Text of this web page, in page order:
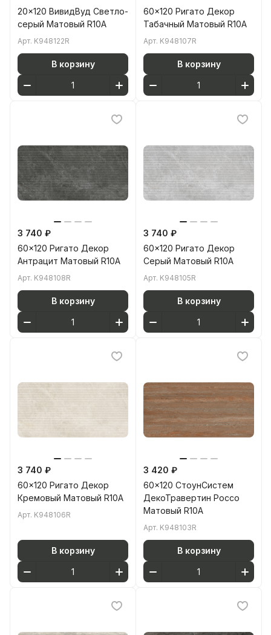
20x120 ВивидВуд Светло-
серый Матовый R10A
Арт. K948122R
В корзину
60x120 Ригато Декор
Табачный Матовый R10A
Арт. K948107R
В корзину
3 740 ₽
60x120 Ригато Декор
Антрацит Матовый R10A
Арт. K948108R
В корзину
3 740 ₽
60x120 Ригато Декор
Серый Матовый R10A
Арт. K948105R
В корзину
3 740 ₽
60x120 Ригато Декор
Кремовый Матовый R10A
Арт. K948106R
В корзину
3 420 ₽
60x120 СтоунСистем
ДекоТравертин Рoccо
Матовый R10A
Арт. K948103R
В корзину